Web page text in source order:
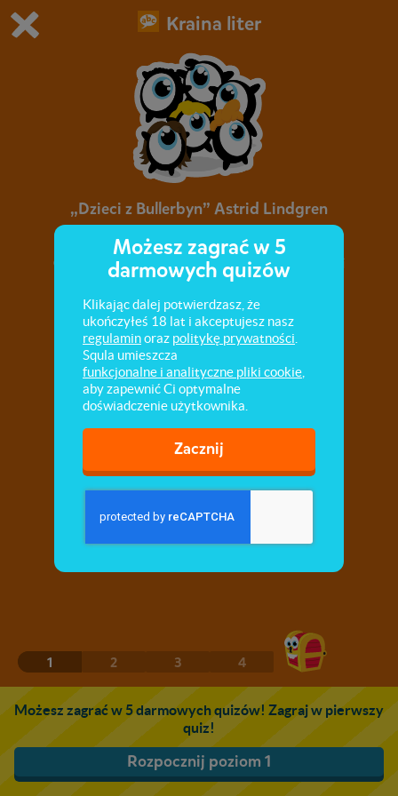
Grasz w wersję demonstracyjną Squli
Kup teraz!
0 1
Kraina liter
„Dzieci z Bullerbyn” Astrid Lindgren
Główni bohaterowie lektury, ich pasje, zalety i
przywary. Kto to jest narrator. Zasady
bezpiecznego zachowania.
1 2 3 4
Możesz zagrać w 5 darmowych quizów! Zagraj w pierwszy
quiz!
Rozpocznij poziom 1
Możesz zagrać w 5
darmowych quizów
Klikając dalej potwierdzasz, że
ukończyłeś 18 lat i akceptujesz nasz
regulaminoraz politykę prywatności
Squla umieszcza
funkcjonalne i analityczne pliki cookie
aby zapewnić Ci optymalne
doświadczenie użytkownika.
Zacznij